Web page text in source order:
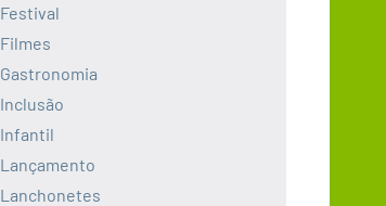
Festival
Filmes
Gastronomia
Inclusão
Infantil
Lançamento
Lanchonetes